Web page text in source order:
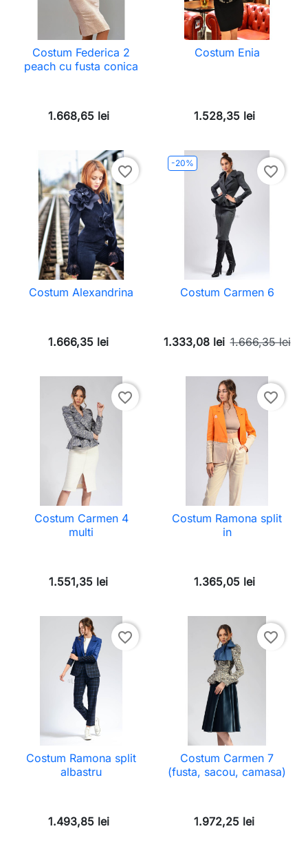
Costum Federica 2
peach cu fusta conica
1.668,65 lei
Costum Enia
1.528,35 lei
favorite_border
Costum Alexandrina
1.666,35 lei
-20%
favorite_border
Costum Carmen 6
1.333,08 lei 1.666,35 lei
favorite_border
Costum Carmen 4
multi
1.551,35 lei
favorite_border
Costum Ramona split
in
1.365,05 lei
favorite_border
Costum Ramona split
albastru
1.493,85 lei
favorite_border
Costum Carmen 7
(fusta, sacou, camasa)
1.972,25 lei